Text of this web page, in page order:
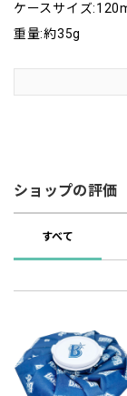
ケースサイズ
重量:約35g
ショップの評価
すべて